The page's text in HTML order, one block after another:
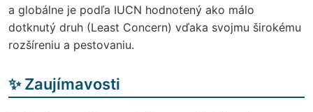
a globálne je podľa IUCN hodnotený ako málo
dotknutý druh (Least Concern) vďaka svojmu širokému
rozšíreniu a pestovaniu.
✨ Zaujímavosti